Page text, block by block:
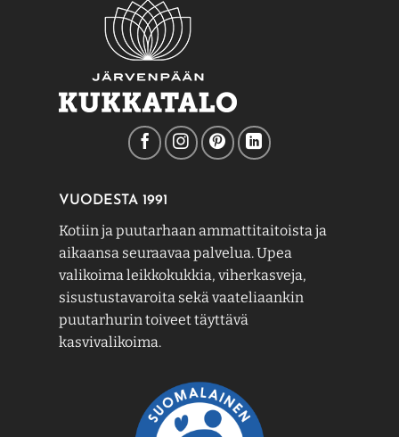
VUODESTA 1991
Kotiin ja puutarhaan ammattitaitoista ja
aikaansa seuraavaa palvelua. Upea
valikoima leikkokukkia, viherkasveja,
sisustustavaroita sekä vaateliaankin
puutarhurin toiveet täyttävä
kasvivalikoima.